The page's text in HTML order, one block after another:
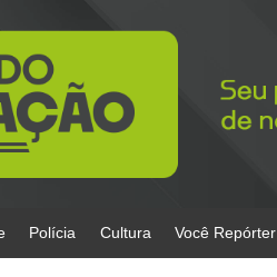
Polícia Cultura Você Repórter